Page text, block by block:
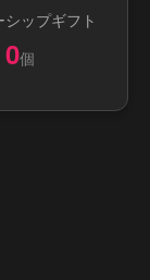
シップギフト
0個